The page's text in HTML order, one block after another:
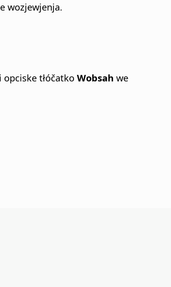
wozjewjenja.
tłóčatko Wobsah we